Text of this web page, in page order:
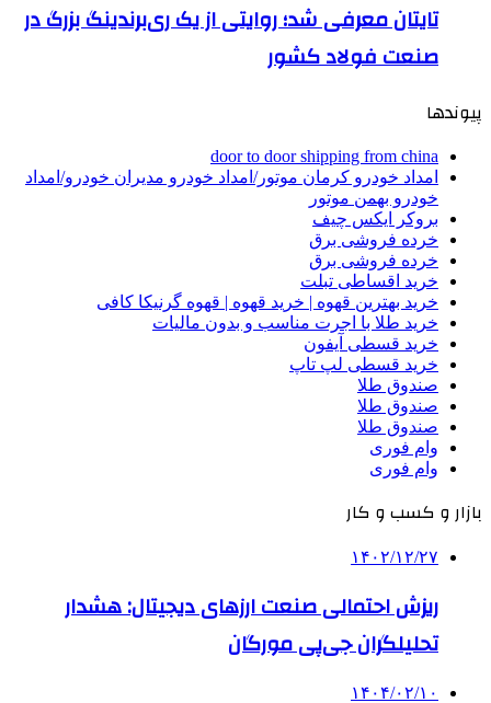
تایتان معرفی شد؛ روایتی از یک ری‌برندینگ بزرگ در
صنعت فولاد کشور
پیوندها
door to door shipping from china
امداد خودرو کرمان موتور/امداد خودرو مدیران خودرو/امداد
خودرو بهمن موتور
بروکر ایکس چیف
خرده فروشی برق
خرده فروشی برق
خرید اقساطی تبلت
خرید بهترین قهوه | خرید قهوه | قهوه گرنیکا کافی
خرید طلا با اجرت مناسب و بدون مالیات
خرید قسطی آیفون
خرید قسطی لپ تاپ
صندوق طلا
صندوق طلا
صندوق طلا
وام فوری
وام فوری
بازار و کسب و کار
۱۴۰۲/۱۲/۲۷
ریزش احتمالی صنعت ارزهای دیجیتال: هشدار
تحلیلگران جی‌پی مورگان
۱۴۰۴/۰۲/۱۰